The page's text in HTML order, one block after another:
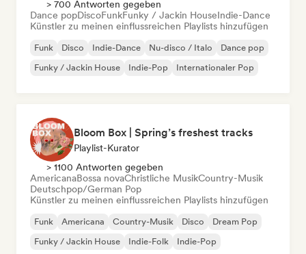
> 700 Antworten gegeben
Dance popDiscoFunkFunky / Jackin HouseIndie-Dance
Künstler zu meinen einflussreichen Playlists hinzufügen
Funk Disco Indie-Dance Nu-disco / Italo
Dance pop
Funky / Jackin House
Indie-Pop Internationaler Pop
Bloom Box | Spring’s freshest tracks
Playlist-Kurator
> 1100 Antworten gegeben
AmericanaBossa novaChristliche MusikCountry-Musik
Deutschpop/German Pop
Künstler zu meinen einflussreichen Playlists hinzufügen
Funk Americana Country-Musik Disco
Dream Pop
Funky / Jackin House
Indie-Folk Indie-Pop